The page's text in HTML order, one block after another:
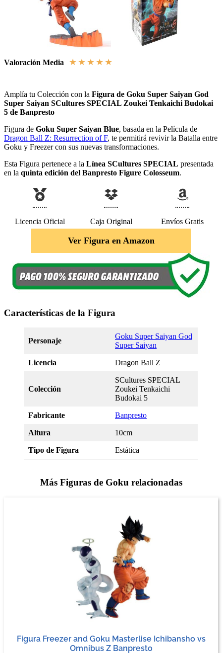
Valoración Media ★ ★ ★ ★ ★
Amplía tu Colección con la Figura de Goku Super Saiyan God
Super Saiyan SCultures SPECIAL Zoukei Tenkaichi Budokai
5 de Banpresto
Figura de Goku Super Saiyan Blue, basada en la Película de
Dragon Ball Z: Resurrection of F, te permitirá revivir la Batalla entre
Goku y Freezer con sus nuevas transformaciones.
Esta Figura pertenece a la Línea SCultures SPECIAL presentada
en la quinta edición del Banpresto Figure Colosseum.
Licencia Oficial Caja Original Envíos Gratis
Ver Figura en Amazon
Características de la Figura
Personaje
Goku Super Saiyan God
Super Saiyan
Licencia Dragon Ball Z
Colección
SCultures SPECIAL
Zoukei Tenkaichi
Budokai 5
Fabricante Banpresto
Altura 10cm
Tipo de Figura Estática
Más Figuras de Goku relacionadas
Figura Freezer and Goku Masterlise Ichibansho vs
Omnibus Z Banpresto